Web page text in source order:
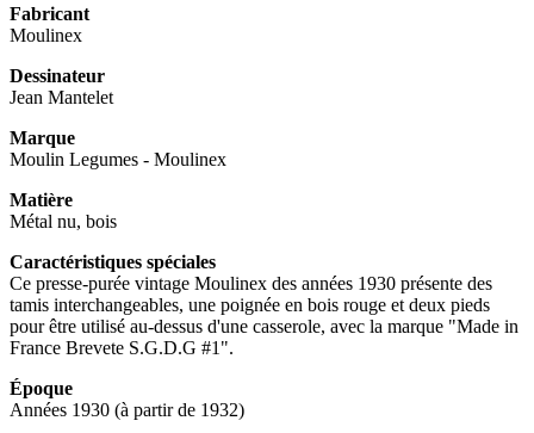
Fabricant
Moulinex
Dessinateur
Jean Mantelet
Marque
Moulin Legumes - Moulinex
Matière
Métal nu, bois
Caractéristiques spéciales
Ce presse-purée vintage Moulinex des années 1930 présente des
tamis interchangeables, une poignée en bois rouge et deux pieds
pour être utilisé au-dessus d'une casserole, avec la marque "Made in
France Brevete S.G.D.G #1".
Époque
Années 1930 (à partir de 1932)